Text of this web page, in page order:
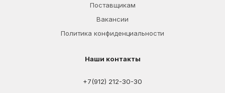
Поставщикам
Вакансии
Политика конфиденциальности
Наши контакты
+7(912) 212-30-30